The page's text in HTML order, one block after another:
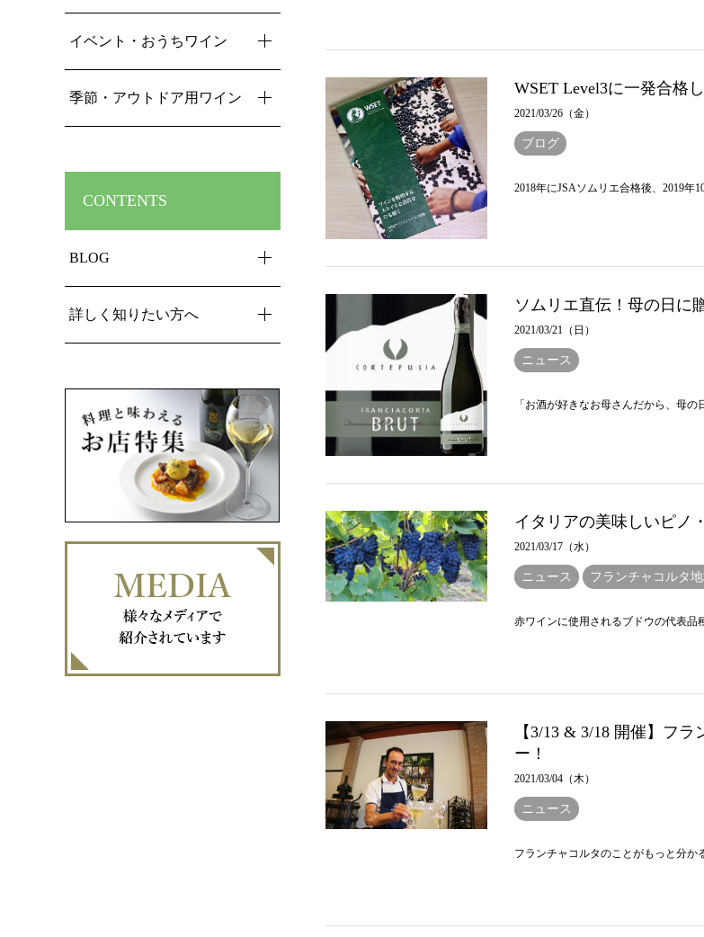
WSET Level3に一発合格
2021/03/26（金）
ブログ
2018年にJSAソムリエ合格後、2019年
ソムリエ直伝！母の日に
2021/03/21（日）
ニュース
「お酒が好きなお母さんだから、母
イタリアの美味しいピノ
2021/03/17（水）
ニュース フランチャコルタ
赤ワインに使用されるブドウの代表
【3/13 & 3/18 開催】フ
ー！
2021/03/04（木）
ニュース
フランチャコルタのことがもっと分
イベント・おうちワイン
季節・アウトドア用ワイン
CONTENTS
BLOG
詳しく知りたい方へ